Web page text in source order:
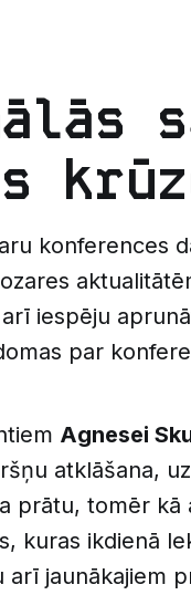
konferences
iespēju
par
Agnesei
atklāšana,
prātu, tomēr kā
kuras ikdienā
arī jaunākajiem